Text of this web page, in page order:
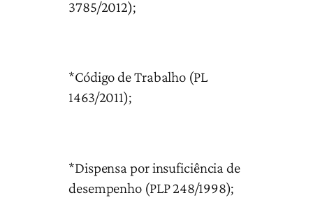
3785/2012);
*Código de Trabalho (PL
1463/2011);
*Dispensa por insuficiência de
desempenho (PLP 248/1998);